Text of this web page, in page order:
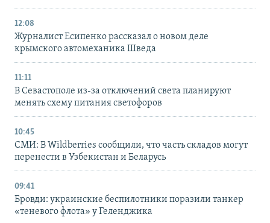
12:08
Журналист Есипенко рассказал о новом деле
крымского автомеханика Шведа
11:11
В Севастополе из-за отключений света планируют
менять схему питания светофоров
10:45
СМИ: В Wildberries сообщили, что часть складов могут
перенести в Узбекистан и Беларусь
09:41
Бровди: украинские беспилотники поразили танкер
«теневого флота» у Геленджика